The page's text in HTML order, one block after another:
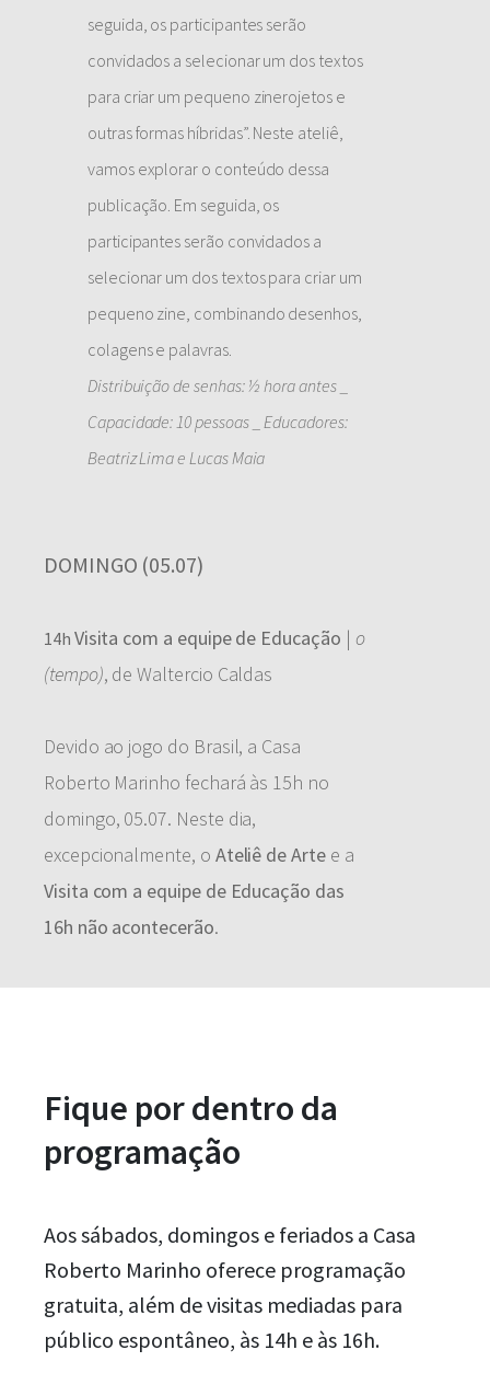
seguida, os participantes serão
convidados a selecionar um dos textos
para criar um pequeno zinerojetos e
outras formas híbridas”. Neste ateliê,
vamos explorar o conteúdo dessa
publicação. Em seguida, os
participantes serão convidados a
selecionar um dos textos para criar um
pequeno zine, combinando desenhos,
colagens e palavras.
Distribuição de senhas: ½ hora antes _
Capacidade: 10 pessoas _ Educadores:
Beatriz Lima e Lucas Maia
DOMINGO (05.07)
14h Visita com a equipe de Educação | o
(tempo), de Waltercio Caldas
Devido ao jogo do Brasil, a Casa
Roberto Marinho fechará às 15h no
domingo, 05.07. Neste dia,
excepcionalmente, o Ateliê de Artee a
Visita com a equipe de Educação das
16h não acontecerão.
Fique por dentro da
programação
Aos sábados, domingos e feriados a Casa
Roberto Marinho oferece programação
gratuita, além de visitas mediadas para
público espontâneo, às 14h e às 16h.